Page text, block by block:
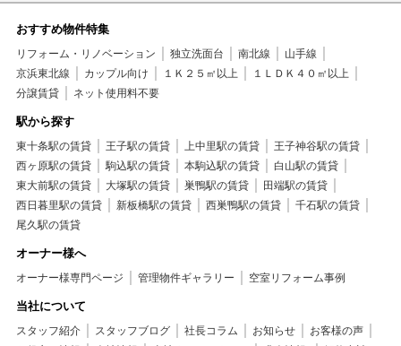
おすすめ物件特集
リフォーム・リノベーション 独立洗面台 南北線
山手線
京浜東北線
カップル向け １Ｋ２５㎡以上
１ＬＤＫ４０㎡以上
分譲賃貸
ネット使用料不要
駅から探す
東十条駅の賃貸 王子駅の賃貸 上中里駅の賃貸
王子神谷駅の賃貸
西ヶ原駅の賃貸
駒込駅の賃貸 本駒込駅の賃貸
白山駅の賃貸
東大前駅の賃貸
大塚駅の賃貸 巣鴨駅の賃貸
田端駅の賃貸
西日暮里駅の賃貸
新板橋駅の賃貸 西巣鴨駅の賃貸
千石駅の賃貸
尾久駅の賃貸
オーナー様へ
オーナー様専門ページ 管理物件ギャラリー 空室リフォーム事例
当社について
スタッフ紹介 スタッフブログ 社長コラム お知らせ
お客様の声